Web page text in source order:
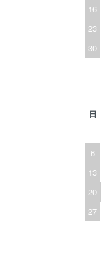
16
23
30
日
6
13
20
27